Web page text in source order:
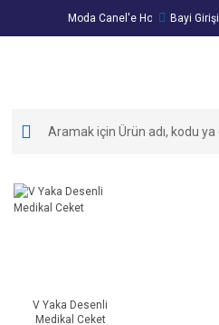
Moda Canel'e Hoşgeldiniz!
Bayi Girişi
V Yaka Desenli
Medikal Ceket